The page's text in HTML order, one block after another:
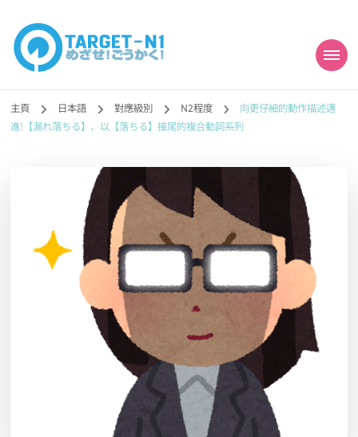
目標!!日本語能力試
N1合格
勉強コンテンツも追加予定!!】
主頁 日本語 對應級別 N2程度
向更仔細的動作描述邁
進!【漏れ落ちる】、以【落ちる】接尾的複合動詞系列